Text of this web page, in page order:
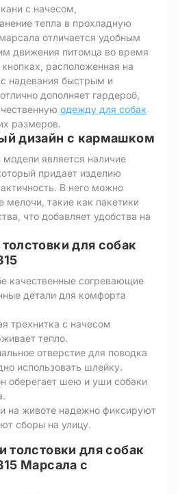
с начесом,
тепла в прохладную
отличается удобным
движения питомца во время
расположенная на
надевания быстрым и
дополняет гардероб,
одежду для собак
размеров.
дизайн с кармашком
является наличие
придает изделию
В него можно
мелочи, такие как пакетики
что добавляет удобства на
для собак
качественные согревающие
детали для комфорта
трехнитка с начесом
тепло.
отверстие для поводка
использовать шлейку.
оберегает шею и уши собаки
на животе надежно фиксируют
сборы на улицу.
толстовки для собак
Марсала с